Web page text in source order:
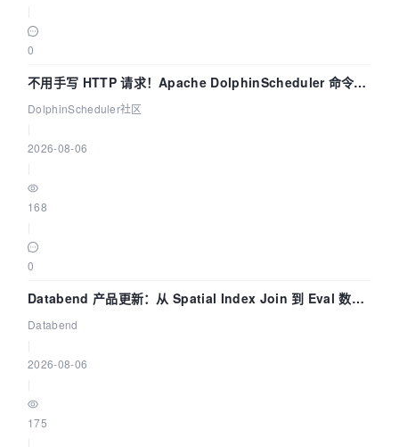
0
不用手写 HTTP 请求！Apache DolphinScheduler 命令行
dsctl 两分钟上手
DolphinScheduler社区
2026-08-06
168
0
Databend 产品更新：从 Spatial Index Join 到 Eval 数据
管道
Databend
2026-08-06
175